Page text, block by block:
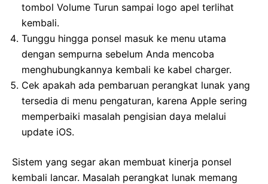
tombol Volume Turun sampai logo apel terlihat
kembali.
Tunggu hingga ponsel masuk ke menu utama
dengan sempurna sebelum Anda mencoba
menghubungkannya kembali ke kabel charger.
Cek apakah ada pembaruan perangkat lunak yang
tersedia di menu pengaturan, karena Apple sering
memperbaiki masalah pengisian daya melalui
update iOS.
Sistem yang segar akan membuat kinerja ponsel
kembali lancar. Masalah perangkat lunak memang